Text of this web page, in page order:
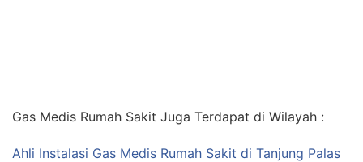
Gas Medis Rumah Sakit Juga Terdapat di Wilayah :
Ahli Instalasi Gas Medis Rumah Sakit di Tanjung Palas